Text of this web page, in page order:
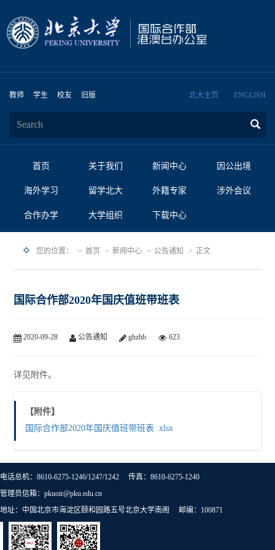
教师 学生 校友 旧版 北大主页 ENGLISH
首页 关于我们 新闻中心 因公出境
海外学习 留学北大 外籍专家 涉外会议
合作办学 大学组织 下载中心
您的位置： 首页 新闻中心 公告通知 正文
国际合作部2020年国庆值班带班表
2020-09-28 公告通知 ghzhb 623
详见附件。
【附件】
国际合作部2020年国庆值班带班表 .xlsx
电话总机：8610-6275-1246/1247/1242 传真：8610-6275-1240
管理员信箱：pkuoir@pku.edu.cn
地址：中国北京市海淀区颐和园路五号北京大学南阁 邮编：100871